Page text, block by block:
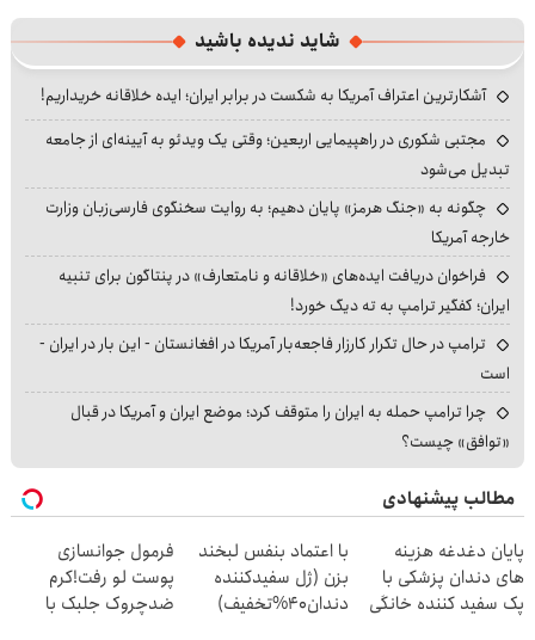
شاید ندیده باشید
آشکارترین اعتراف آمریکا به شکست در برابر ایران؛ ایده خلاقانه خریداریم!
مجتبی شکوری در راهپیمایی اربعین؛ وقتی یک ویدئو به آیینه‌ای از جامعه
تبدیل می‌شود
چگونه به «جنگ هرمز» پایان دهیم؛ به روایت سخنگوی فارسی‌زبان وزارت
خارجه آمریکا
فراخوان دریافت ایده‌های «خلاقانه و نامتعارف» در پنتاگون برای تنبیه
ایران؛ کفگیر ترامپ به ته دیگ خورد!
ترامپ در حال تکرار کارزار فاجعه‌بار آمریکا در افغانستان - این بار در ایران -
است
چرا ترامپ حمله به ایران را متوقف کرد؛ موضع ایران و آمریکا در قبال
«توافق» چیست؟
مطالب پیشنهادی
پایان دغدغه هزینه
های دندان پزشکی با
پک سفید کننده خانگی
با اعتماد بنفس لبخند
بزن (ژل سفیدکننده
دندان40%تخفیف)
فرمول جوانسازی
پوست لو رفت!کرم
ضدچروک جلبک با